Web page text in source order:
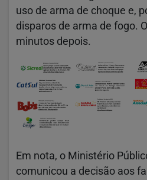
uso de arma de choque e,
disparos de arma de fogo.
minutos depois.
Em nota, o Ministério
comunicou a decisão aos